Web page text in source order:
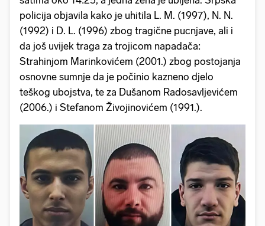
policija objavila kako je uhitila L. M. (1997), N. N.
(1992) i D. L. (1996) zbog tragične pucnjave, ali i
da još uvijek traga za trojicom napadača:
Strahinjom Marinkovićem (2001.) zbog postojanja
osnovne sumnje da je počinio kazneno djelo
teškog ubojstva, te za Dušanom Radosavljevićem
(2006.) i Stefanom Živojinovićem (1991.).